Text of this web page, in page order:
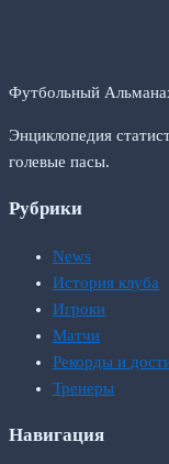
Футбольный
Энциклопедия
голевые пасы.
Рубрики
News
История клуба
Игроки
Матчи
Рекорды и
Тренеры
Навигация